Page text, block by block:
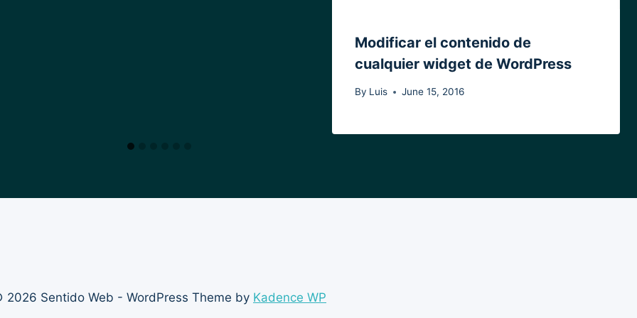
Modificar el contenido de
cualquier widget de WordPress
By Luis June 15, 2016
2026 Sentido Web - WordPress Theme by Kadence WP